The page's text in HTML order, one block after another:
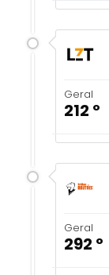
Geral
212 º
Geral
292 º